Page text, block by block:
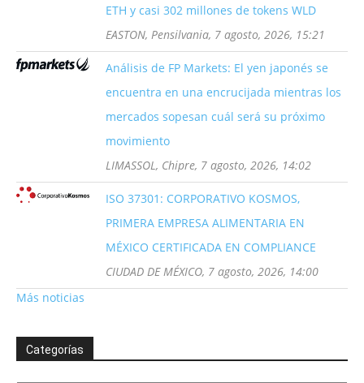
ETH y casi 302 millones de tokens WLD
EASTON, Pensilvania, 7 agosto, 2026, 15:21
Análisis de FP Markets: El yen japonés se
encuentra en una encrucijada mientras los
mercados sopesan cuál será su próximo
movimiento
LIMASSOL, Chipre, 7 agosto, 2026, 14:02
ISO 37301: CORPORATIVO KOSMOS,
PRIMERA EMPRESA ALIMENTARIA EN
MÉXICO CERTIFICADA EN COMPLIANCE
CIUDAD DE MÉXICO, 7 agosto, 2026, 14:00
Más noticias
Categorías
Categorías